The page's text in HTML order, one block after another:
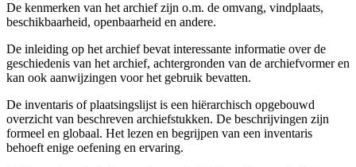
De kenmerken van het archief zijn o.m. de omvang, vindplaats,
beschikbaarheid, openbaarheid en andere.
De inleiding op het archief bevat interessante informatie over de
geschiedenis van het archief, achtergronden van de archiefvormer en
kan ook aanwijzingen voor het gebruik bevatten.
De inventaris of plaatsingslijst is een hiërarchisch opgebouwd
overzicht van beschreven archiefstukken. De beschrijvingen zijn
formeel en globaal. Het lezen en begrijpen van een inventaris
behoeft enige oefening en ervaring.